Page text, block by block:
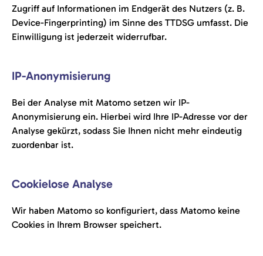
Zugriff auf Informationen im Endgerät des Nutzers (z. B.
Device-Fingerprinting) im Sinne des TTDSG umfasst. Die
Einwilligung ist jederzeit widerrufbar.
IP-Anonymisierung
Bei der Analyse mit Matomo setzen wir IP-
Anonymisierung ein. Hierbei wird Ihre IP-Adresse vor der
Analyse gekürzt, sodass Sie Ihnen nicht mehr eindeutig
zuordenbar ist.
Cookielose Analyse
Wir haben Matomo so konfiguriert, dass Matomo keine
Cookies in Ihrem Browser speichert.